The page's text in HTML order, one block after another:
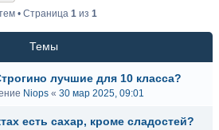
• Страница 1из 1
Темы
лучшие для 10 класса?
Niops « 30 мар 2025, 09:01
есть сахар, кроме сладостей?